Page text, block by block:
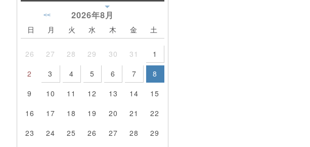
2026年8月
<<
日 月 火 水 木 金 土
26 27 28 29 30 31
1
2
3 4 5 6 7
8
9
10 11 12 13 14
15
16
17 18 19 20 21
22
23
24 25 26 27 28
29